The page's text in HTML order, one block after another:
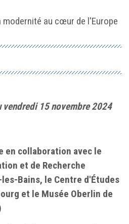
modernité au cœur de l'Europe
15 novembre 2024
en collaboration avec le
et de Recherche
Bains, le Centre d'Études
et le Musée Oberlin de